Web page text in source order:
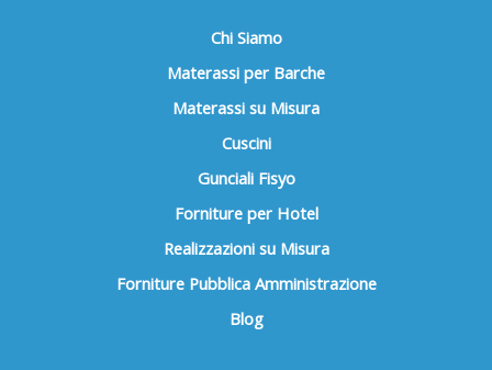
Chi Siamo
Materassi per Barche
Materassi su Misura
Cuscini
Gunciali Fisyo
Forniture per Hotel
Realizzazioni su Misura
Forniture Pubblica Amministrazione
Blog